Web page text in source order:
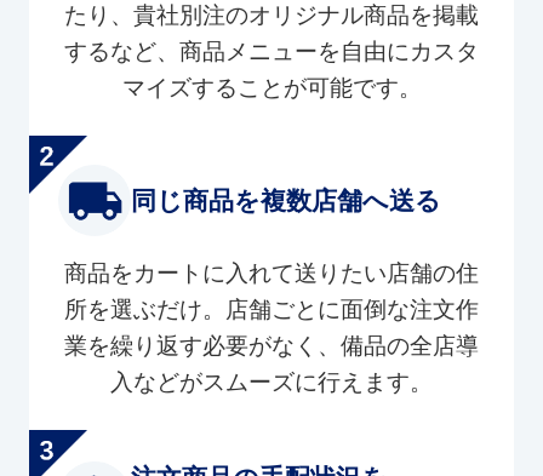
たり、貴社別注のオリジナル商品を掲載
するなど、商品メニューを自由にカスタ
マイズすることが可能です。
同じ商品を複数店舗へ送る
商品をカートに入れて送りたい店舗の住
所を選ぶだけ。店舗ごとに面倒な注文作
業を繰り返す必要がなく、備品の全店導
入などがスムーズに行えます。